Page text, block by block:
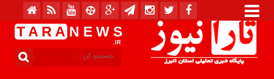
T A R A N E W S
.IR